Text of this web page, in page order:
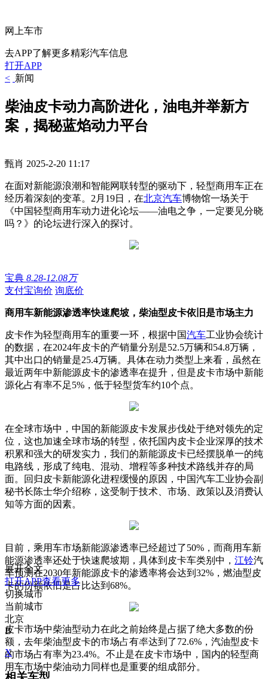
网上车市
去APP了解更多精彩汽车信息
打开APP
< 新闻
柴油皮卡动力高阶进化，油电并举新方
案，揭秘蓝焰动力平台
甄肖 2025-2-20 11:17
在面对新能源浪潮和智能网联转型的驱动下，轻型商用车正在
经历着深刻的变革。2月19日，在北京汽车博物馆一场关于
《中国轻型商用车动力进化论坛——油电之争，一定要见分晓
吗？》的论坛进行深入的探讨。
宝典 8.28-12.08万
支付宝询价 询底价
商用车新能源渗透率快速爬坡，柴油型皮卡依旧是市场主力
皮卡作为轻型商用车的重要一环，根据中国汽车工业协会统计
的数据，在2024年皮卡的产销量分别是52.5万辆和54.8万辆，
其中出口的销量是25.4万辆。具体在动力类型上来看，虽然在
最近两年中新能源皮卡的渗透率在提升，但是皮卡市场中新能
源化占有率不足5%，低于轻型货车约10个点。
在全球市场中，中国的新能源皮卡发展步伐处于绝对领先的定
位，这也加速全球市场的转型，依托国内皮卡企业深厚的技术
积累和强大的研发实力，我们的新能源皮卡已经摆脱单一的纯
电路线，形成了纯电、混动、增程等多种技术路线并存的局
面。回归皮卡新能源化进程缓慢的原因，中国汽车工业协会副
秘书长陈士华介绍称，这受制于技术、市场、政策以及消费认
知等方面的因素。
目前，乘用车市场新能源渗透率已经超过了50%，而商用车新
能源渗透率还处于快速爬坡期，具体到皮卡车类别中， 江铃汽
车预测在2030年新能源皮卡的渗透率将会达到32%，燃油型皮
卡的份额依旧是占比达到68%。
皮卡市场中柴油型动力在此之前始终是占据了绝大多数的份
额，去年柴油型皮卡的市场占有率达到了72.6%，汽油型皮卡
的市场占有率为23.4%。不止是在皮卡市场中，国内的轻型商
用车市场中柴油动力同样也是重要的组成部分。
展开全文
打开APP查看更多
切换城市
当前城市
北京
B
X